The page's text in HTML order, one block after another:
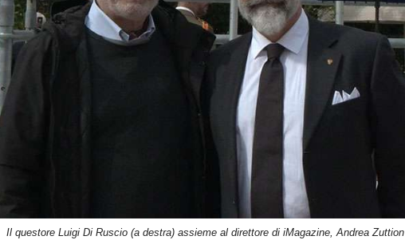
Il questore Luigi Di Ruscio (a destra) assieme al direttore di iMagazine, Andrea Zuttion